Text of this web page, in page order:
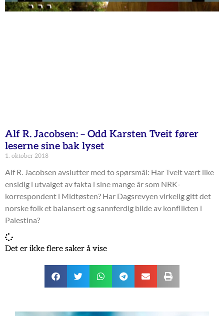
Alf R. Jacobsen: – Odd Karsten Tveit fører
leserne sine bak lyset
1. oktober 2018
Alf R. Jacobsen avslutter med to spørsmål: Har Tveit vært like
ensidig i utvalget av fakta i sine mange år som NRK-
korrespondent i Midtøsten? Har Dagsrevyen virkelig gitt det
norske folk et balansert og sannferdig bilde av konflikten i
Palestina?
Det er ikke flere saker å vise